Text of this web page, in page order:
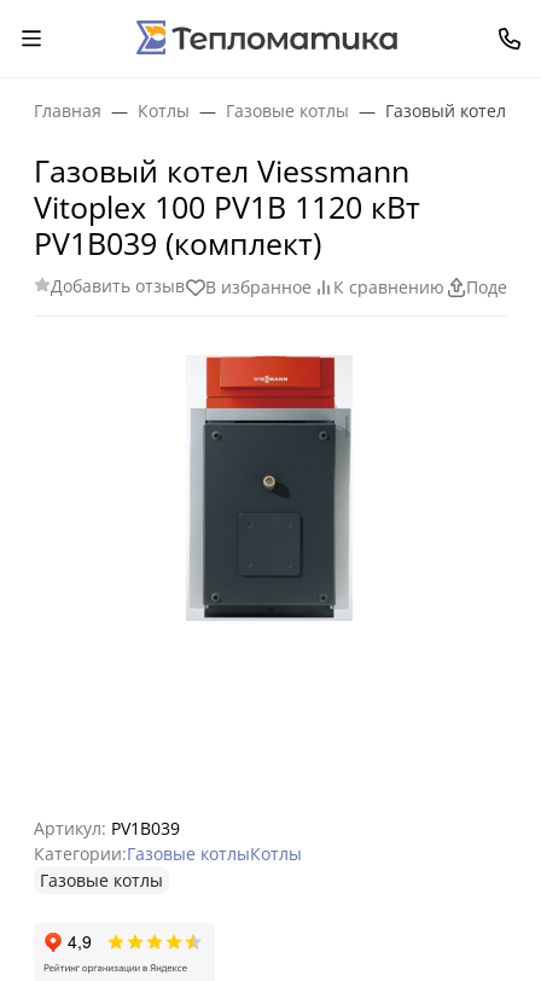
Главная Котлы Газовые котлы Газовый котел
Газовый котел Viessmann
Vitoplex 100 PV1B 1120 кВт
PV1B039 (комплект)
Добавить отзыв В избранное К сравнению
Артикул: PV1B039
Категории:Газовые котлыКотлы
Газовые котлы